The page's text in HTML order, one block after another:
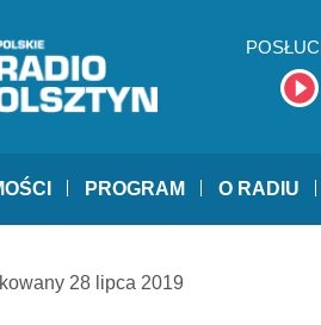
PROGRAM O RADIU
28 lipca 2019